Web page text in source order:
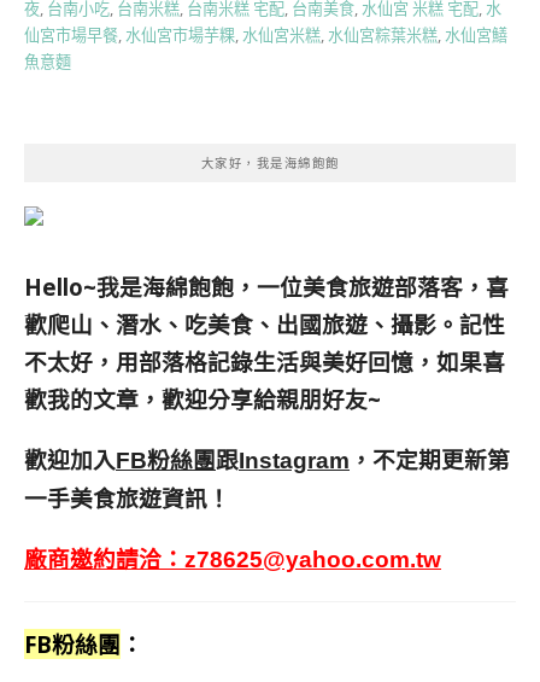
夜, 台南小吃, 台南米糕, 台南米糕 宅配, 台南美食,水仙宮 米糕 宅配,水
仙宮市場早餐,水仙宮市場芋粿,水仙宮米糕,水仙宮粽葉米糕,水仙宮鱔
魚意麵
大家好，我是海綿飽飽
Hello~我是海綿飽飽，一位美食旅遊部落客， 喜
歡爬山、潛水、吃美食、出國旅遊、攝影。 記性
不太好，用部落格記錄生活與美好回憶， 如果喜
歡我的文章，歡迎分享給親朋好友~
歡迎加入FB粉絲團跟Instagram ，不定期更新第
一手美食旅遊資訊！
廠商邀約請洽： z78625@yahoo.com.tw
FB粉絲團 ：